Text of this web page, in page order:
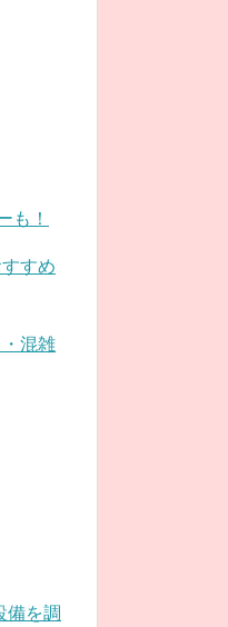
も！
すめ
混雑
備を調